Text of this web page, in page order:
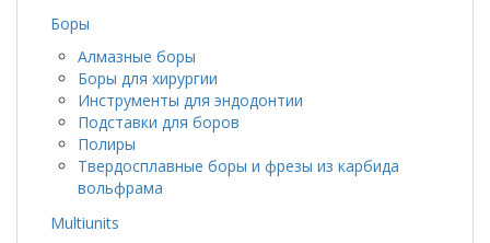
Боры
Алмазные боры
Боры для хирургии
Инструменты для эндодонтии
Подставки для боров
Полиры
Твердосплавные боры и фрезы из карбида
вольфрама
Multiunits